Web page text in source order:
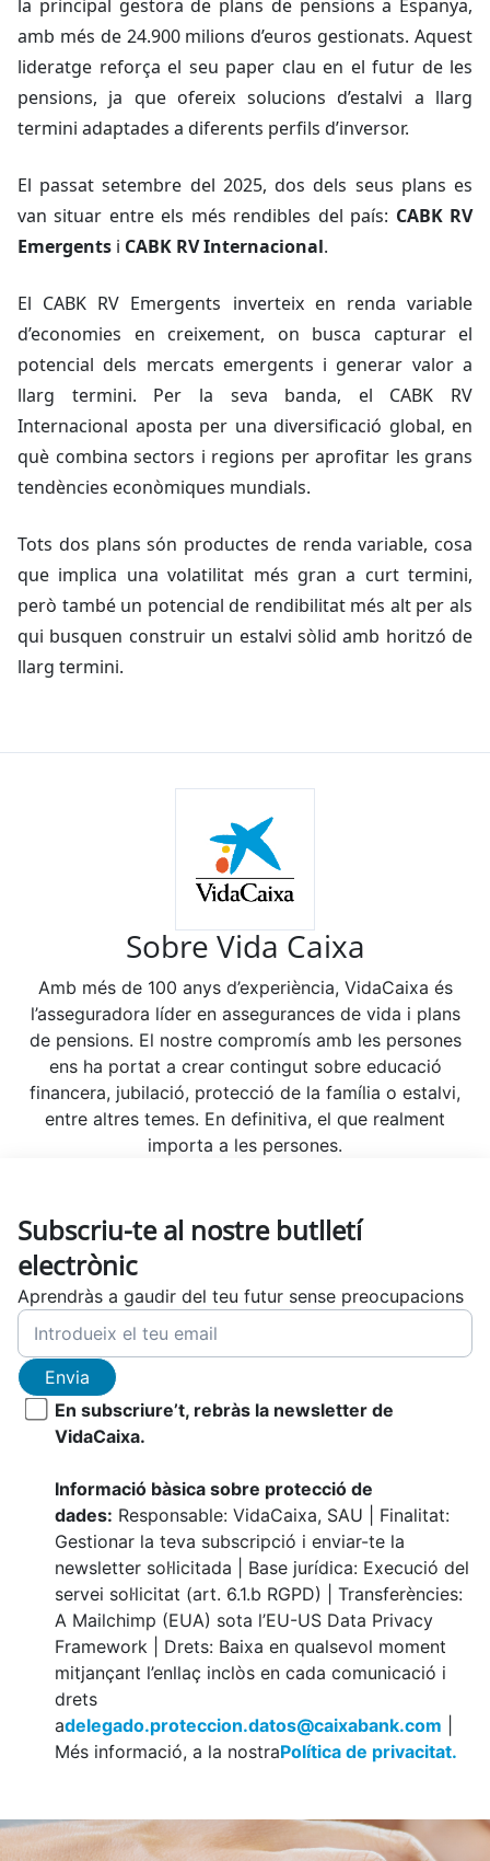
la principal gestora de plans de pensions a Espanya,
amb més de 24.900 milions d’euros gestionats. Aquest
lideratge reforça el seu paper clau en el futur de les
pensions, ja que ofereix solucions d’estalvi a llarg
termini adaptades a diferents perfils d’inversor.
El passat setembre del 2025, dos dels seus plans es
van situar entre els més rendibles del país: CABK RV
Emergents i CABK RV Internacional.
El CABK RV Emergents inverteix en renda variable
d’economies en creixement, on busca capturar el
potencial dels mercats emergents i generar valor a
llarg termini. Per la seva banda, el CABK RV
Internacional aposta per una diversificació global, en
què combina sectors i regions per aprofitar les grans
tendències econòmiques mundials.
Tots dos plans són productes de renda variable, cosa
que implica una volatilitat més gran a curt termini,
però també un potencial de rendibilitat més alt per als
qui busquen construir un estalvi sòlid amb horitzó de
llarg termini.
Sobre Vida Caixa
Amb més de 100 anys d’experiència, VidaCaixa és
l’asseguradora líder en assegurances de vida i plans
de pensions. El nostre compromís amb les persones
ens ha portat a crear contingut sobre educació
financera, jubilació, protecció de la família o estalvi,
entre altres temes. En definitiva, el que realment
importa a les persones.
Subscriu-te al nostre butlletí
electrònic
Aprendràs a gaudir del teu futur sense preocupacions
Envia
En subscriure’t, rebràs la newsletter de
VidaCaixa.
Informació bàsica sobre protecció de
dades: Responsable: VidaCaixa, SAU | Finalitat:
Gestionar la teva subscripció i enviar-te la
newsletter sol·licitada | Base jurídica: Execució del
servei sol·licitat (art. 6.1.b RGPD) | Transferències:
A Mailchimp (EUA) sota l’EU-US Data Privacy
Framework | Drets: Baixa en qualsevol moment
mitjançant l’enllaç inclòs en cada comunicació i
drets
adelegado.proteccion.datos@caixabank.com
Més informació, a la nostraPolítica de privacitat.